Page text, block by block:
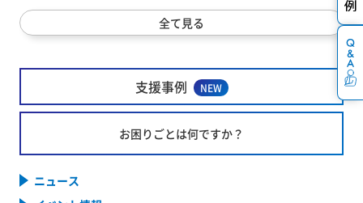
全て見る
支援事例 NEW
お困りごとは何ですか？
ニュース